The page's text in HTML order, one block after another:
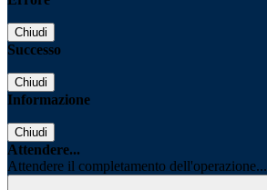
Chiudi
Successo
Chiudi
Informazione
Chiudi
Attendere...
Attendere il completamento dell'operazione...